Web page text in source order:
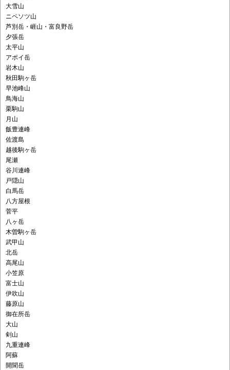
大雪山
ニペソツ山
芦別岳・崕山・富良野岳
夕張岳
太平山
アポイ岳
岩木山
秋田駒ヶ岳
早池峰山
鳥海山
栗駒山
月山
飯豊連峰
佐渡島
越後駒ヶ岳
尾瀬
谷川連峰
戸隠山
白馬岳
八方屋根
菅平
八ヶ岳
木曽駒ヶ岳
武甲山
北岳
高尾山
小笠原
富士山
伊吹山
藤原山
御在所岳
大山
剣山
九重連峰
阿蘇
開聞岳